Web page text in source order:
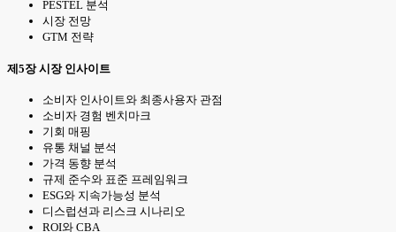
PESTEL 분석
시장 전망
GTM 전략
제5장 시장 인사이트
소비자 인사이트와 최종사용자 관점
소비자 경험 벤치마크
기회 매핑
유통 채널 분석
가격 동향 분석
규제 준수와 표준 프레임워크
ESG와 지속가능성 분석
디스럽션과 리스크 시나리오
ROI와 CBA